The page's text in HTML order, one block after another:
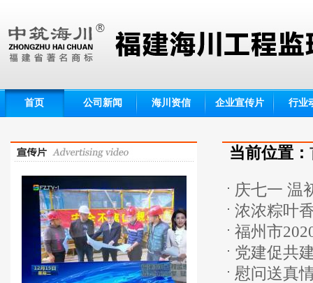
首页 公司新闻 海川资信 企业宣传片 行业
当前位置：
庆七一 温
浓浓粽叶
福州市
流会顺利
党建促共
慰问送真